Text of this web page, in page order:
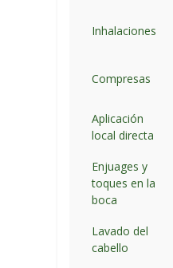
Inhalaciones
Compresas
Aplicación
local directa
Enjuages y
toques en la
boca
Lavado del
cabello